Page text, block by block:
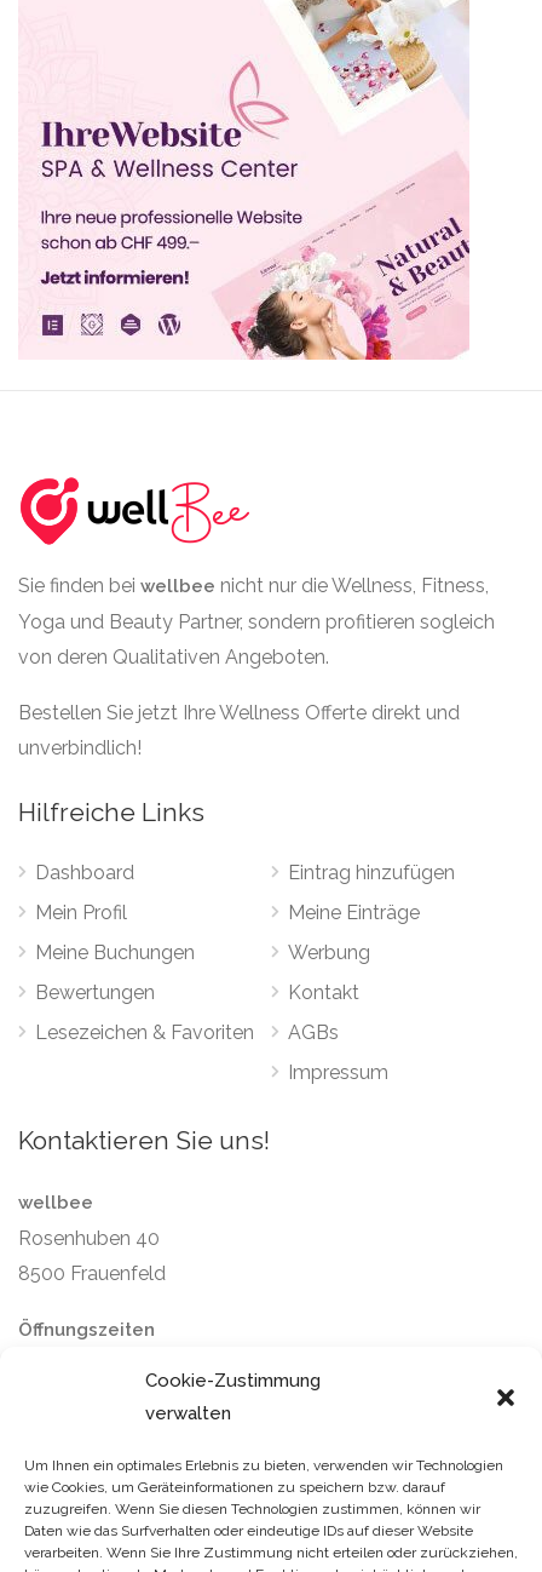
Cookie-Zustimmung
verwalten
Um Ihnen ein optimales Erlebnis zu bieten, verwenden wir Technologien
wie Cookies, um Geräteinformationen zu speichern bzw. darauf
zuzugreifen. Wenn Sie diesen Technologien zustimmen, können wir
Daten wie das Surfverhalten oder eindeutige IDs auf dieser Website
verarbeiten. Wenn Sie Ihre Zustimmung nicht erteilen oder zurückziehen,
Sie finden bei wellbee nicht nur die Wellness, Fitness,
Yoga und Beauty Partner, sondern profitieren sogleich
von deren Qualitativen Angeboten.
Bestellen Sie jetzt Ihre Wellness Offerte direkt und
unverbindlich!
Hilfreiche Links
Dashboard
Mein Profil
Meine Buchungen
Bewertungen
Lesezeichen & Favoriten
Eintrag hinzufügen
Meine Einträge
Werbung
Kontakt
AGBs
Impressum
Kontaktieren Sie uns!
wellbee
Rosenhuben 40
8500 Frauenfeld
Öffnungszeiten
Samstag und Sonntag: geschlossen